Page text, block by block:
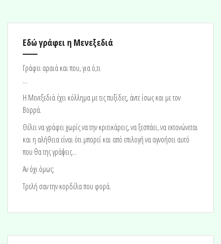
Εδώ γράφει η Μενεξεδιά
Γράφει αραιά και που, για ό,τι
...
H Μενεξεδιά έχει κόλλημα με τις πυξίδες, άντε ίσως και με τον
Βορρά.
Θέλει να γράφει χωρίς να την κριτικάρεις, να ξεσπάει, να εκτονώνεται
και η αλήθεια είναι ότι μπορεί και από επιλογή να αγνοήσει αυτό
που θα της γράψεις...
Αν όχι όμως;
Τρελή σαν την κορδέλα που φορά.